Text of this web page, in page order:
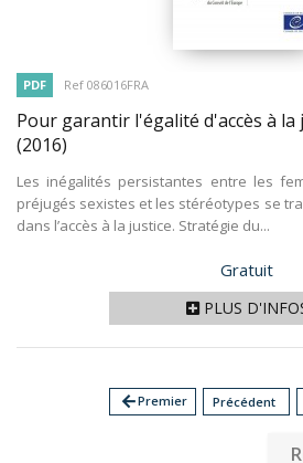
PDF Ref 086016FRA
Pour garantir l'égalité d'accès à la
(2016)
Les inégalités persistantes entre les
préjugés sexistes et les stéréotypes se
dans l’accès à la justice. Stratégie du...
Prix
Gratuit
PLUS
arrow_backPremier Précédent